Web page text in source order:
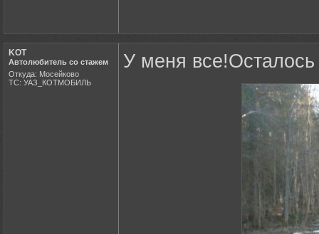
KOT
Автолюбитель со стажем
Откуда: Мосейково
ТС: УАЗ_КОТМОБИЛЬ
У меня